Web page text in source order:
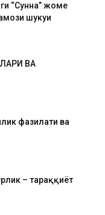
“Сунна” жоме
шукуҳи
ВА
фазилати ва
– тараққиёт